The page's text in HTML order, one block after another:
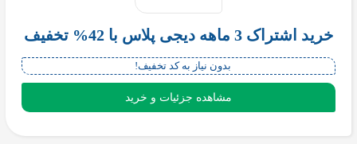
خرید اشتراک 3 ماهه دیجی پلاس با 42% تخفیف
بدون نیاز به کد تخفیف!
مشاهده جزئیات و خرید